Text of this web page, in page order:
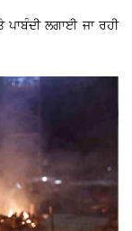
ਲਗਾਈ ਜਾ ਰਹੀ